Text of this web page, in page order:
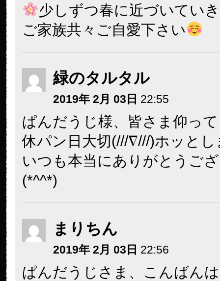
少しずつ春に近づいてい
ご家族共々ご自愛下さい
緑のタルタル
2019年 2月 03日 22:55
ぱんだうじ様、皆さま仰っ
休パン日大切(///∇///)ホッとし
いつも本当にありがとうご
(*^^*)
まりちん
2019年 2月 03日 22:56
ぱんだうじさま、こんばん